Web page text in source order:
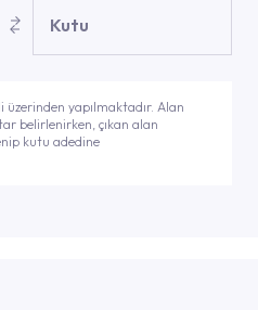
Kutu
üzerinden yapılmaktadır. Alan
belirlenirken, çıkan alan
kutu adedine